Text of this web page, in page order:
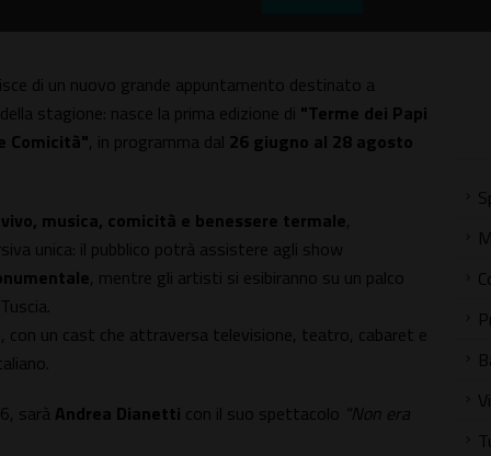
di un nuovo grande appuntamento destinato a
stagione: nasce la prima edizione di "Terme dei Papi
Comicità", in programma dal 26 giugno al 28 agosto
musica, comicità e benessere termale,
unica: il pubblico potrà assistere agli show
, mentre gli artisti si esibiranno su un palco
un cast che attraversa televisione, teatro, cabaret e
sarà Andrea Dianetti con il suo spettacolo "Non era